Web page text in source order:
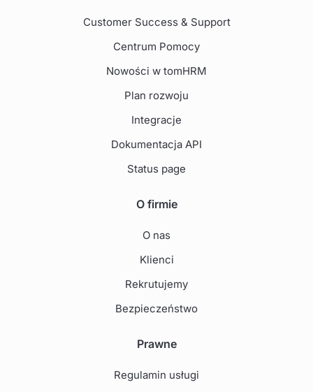
Customer Success & Support
Centrum Pomocy
Nowości w tomHRM
Plan rozwoju
Integracje
Dokumentacja API
Status page
O firmie
O nas
Klienci
Rekrutujemy
Bezpieczeństwo
Prawne
Regulamin usługi